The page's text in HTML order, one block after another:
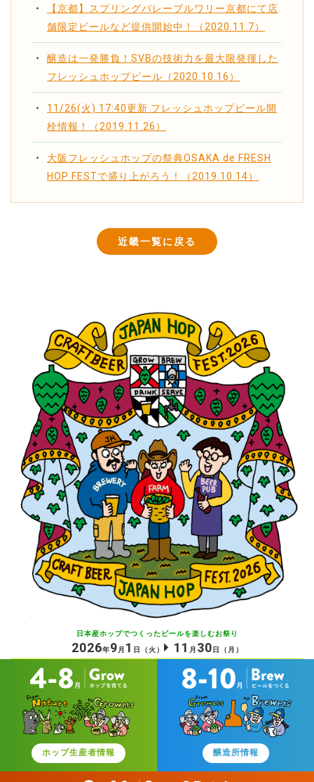
【京都】スプリングバレーブルワリー京都にて店
舗限定ビールなど提供開始中！（2020.11.7）
醸造は一発勝負！SVBの技術力を最大限発揮した
フレッシュホップビール（2020.10.16）
11/26(火) 17:40更新 フレッシュホップビール開
栓情報！（2019.11.26）
大阪フレッシュホップの祭典OSAKA de FRESH
HOP FESTで盛り上がろう！（2019.10.14）
近畿一覧に戻る
日本産ホップでつくったビールを楽しむお祭り
2026年9 月 1 日 （火） 11 月 30 日 （月）
ホップ生産者情報 醸造所情報